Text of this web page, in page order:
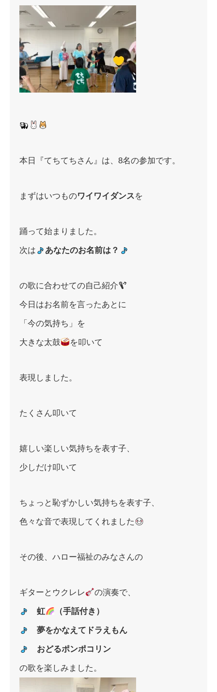
本日『てちてちさん』は、8名の参加です。
まずはいつものワイワイダンスを
踊って始まりました。
次は あなたのお名前は？
の歌に合わせての自己紹介
今日はお名前を言ったあとに
「今の気持ち」を
大きな太鼓 を叩いて
表現しました。
たくさん叩いて
嬉しい楽しい気持ちを表す子、
少しだけ叩いて
ちょっと恥ずかしい気持ちを表す子、
色々な音で表現してくれました
その後、ハロー福祉のみなさんの
ギターとウクレレ の演奏で、
虹 （手話付き）
夢をかなえてドラえもん
おどるポンポコリン
の歌を楽しみました。